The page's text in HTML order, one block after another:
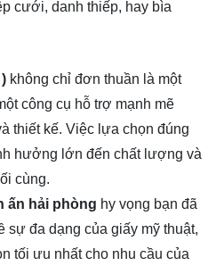
cưới, danh thiếp, hay bìa
không chỉ đơn thuần là một
công cụ hỗ trợ mạnh mẽ
thiết kế. Việc lựa chọn đúng
hưởng lớn đến chất lượng và
cùng.
ấn hải phòng hy vọng bạn đã
sự đa dạng của giấy mỹ thuật,
tối ưu nhất cho nhu cầu của